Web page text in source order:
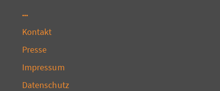
Kontakt
Presse
Impressum
Datenschutz